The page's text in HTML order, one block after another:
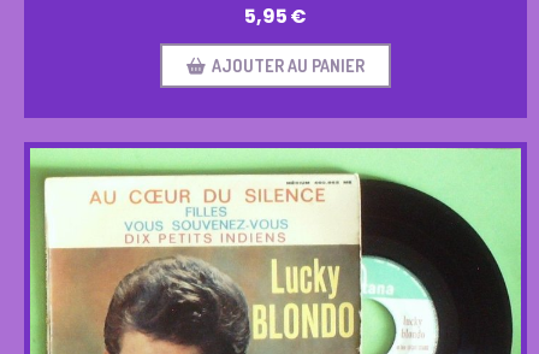
5,95€
AJOUTER AU PANIER